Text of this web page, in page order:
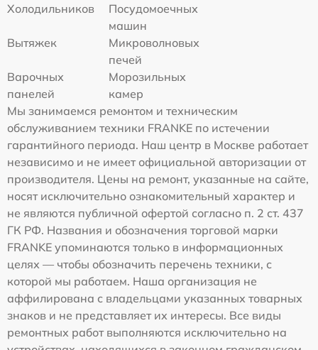
Холодильников
Посудомоечных
машин
Вытяжек
Микроволновых
печей
Варочных
панелей
Морозильных
камер
Мы занимаемся ремонтом и техническим
обслуживанием техники FRANKE по истечении
гарантийного периода. Наш центр в Москве работает
независимо и не имеет официальной авторизации от
производителя. Цены на ремонт, указанные на сайте,
носят исключительно ознакомительный характер и
не являются публичной офертой согласно п. 2 ст. 437
ГК РФ. Названия и обозначения торговой марки
FRANKE упоминаются только в информационных
целях — чтобы обозначить перечень техники, с
которой мы работаем. Наша организация не
аффилирована с владельцами указанных товарных
знаков и не представляет их интересы. Все виды
ремонтных работ выполняются исключительно на